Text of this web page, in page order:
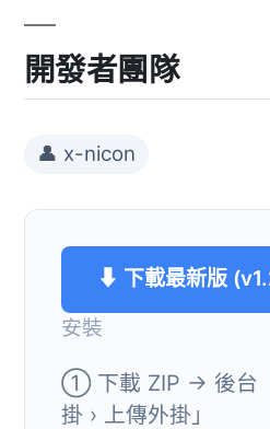
開發者團隊
👤 x-nicon
⬇ 下載最新版
安裝
① 下載 ZIP → 後台
掛 › 上傳外掛」